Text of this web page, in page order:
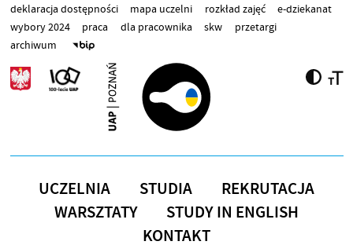
Przejdź do treści
deklaracja dostępności mapa uczelni rozkład zajęć
e-dziekanat
wybory 2024
praca dla pracownika skw
przetargi
archiwum
UCZELNIA STUDIA
REKRUTACJA
WARSZTATY
STUDY IN ENGLISH
KONTAKT